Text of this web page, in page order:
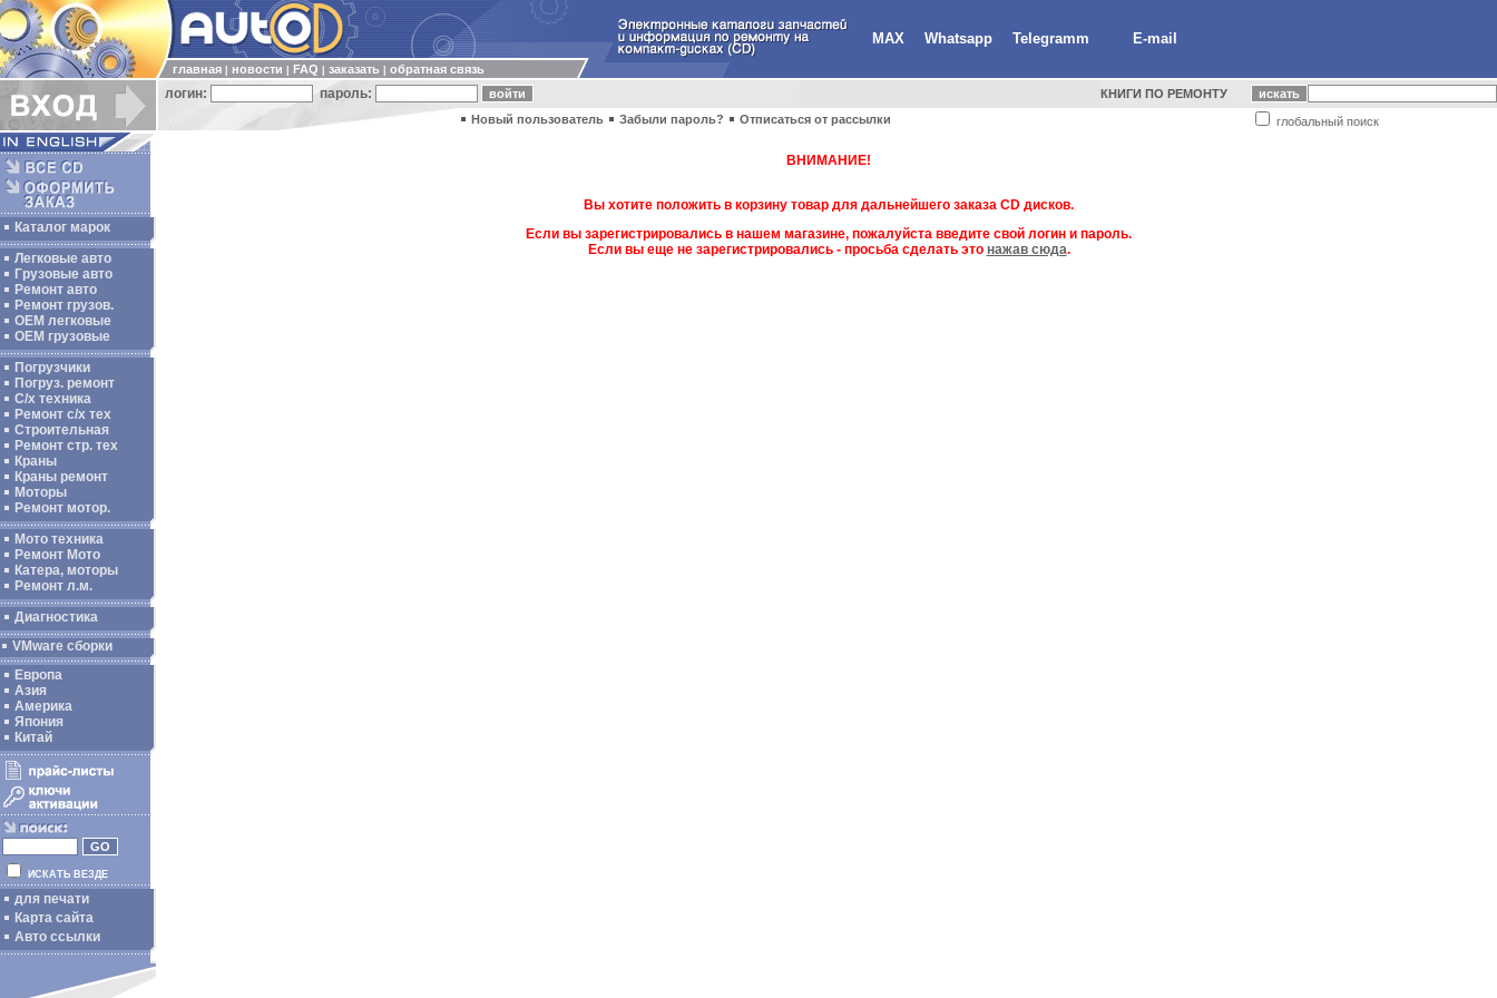
MAX Whatsapp Telegramm E-mail
главная новости FAQ заказать обратная связь
логин: пароль: КНИГИ ПО РЕМОНТУ
глобальный поиск
Новый пользователь Забыли пароль? Отписаться от рассылки
Каталог марок
Легковые авто
Грузовые авто
Ремонт авто
Ремонт грузов.
ОЕМ легковые
OEM грузовые
Погрузчики
Погруз. ремонт
С/х техника
Ремонт с/х тех
Строительная
Ремонт стр. тех
Краны
Краны ремонт
Моторы
Ремонт мотор.
Мото техника
Ремонт Мото
Катера, моторы
Ремонт л.м.
Диагностика
VMware сборки
Европа
Азия
Америка
Япония
Китай
ИСКАТЬ ВЕЗДЕ
для печати
Карта сайта
Авто ссылки
ВНИМАНИЕ!
Вы хотите положить в корзину товар для дальнейшего заказа CD дисков.
Если вы зарегистрировались в нашем магазине, пожалуйста введите свой логин и пароль.
Если вы еще не зарегистрировались - просьба сделать это нажав сюда.